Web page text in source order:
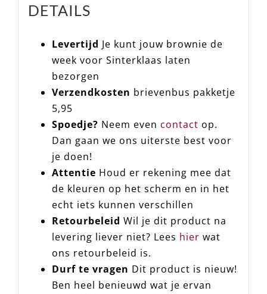
DETAILS
Levertijd Je kunt jouw brownie de
week voor Sinterklaas laten
bezorgen
Verzendkosten brievenbus pakketje
5,95
Spoedje? Neem even contact op.
Dan gaan we ons uiterste best voor
je doen!
Attentie Houd er rekening mee dat
de kleuren op het scherm en in het
echt iets kunnen verschillen
Retourbeleid Wil je dit product na
levering liever niet? Lees hier wat
ons retourbeleid is.
Durf te vragen Dit product is nieuw!
Ben heel benieuwd wat je ervan